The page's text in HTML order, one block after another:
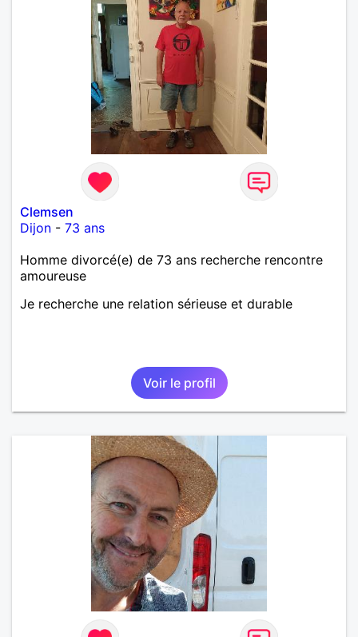
Clemsen
Dijon - 73 ans
Homme divorcé(e) de 73 ans recherche rencontre
amoureuse
Je recherche une relation sérieuse et durable
Voir le profil